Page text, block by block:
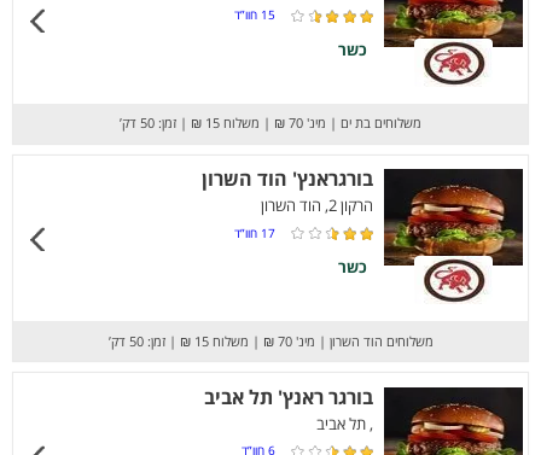
15 חוו”ד
כשר
משלוחים בת ים | מינ' 70 ₪ | משלוח 15 ₪ | זמן: 50 דק’
בורגראנץ' הוד השרון
הרקון 2, הוד השרון
17 חוו”ד
כשר
משלוחים הוד השרון | מינ' 70 ₪ | משלוח 15 ₪ | זמן: 50 דק’
בורגר ראנץ' תל אביב
, תל אביב
6 חוו”ד